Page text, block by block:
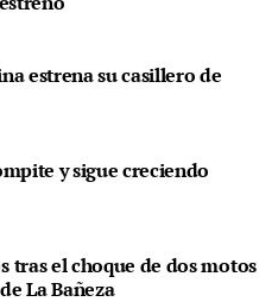
estrena su casillero de
y sigue creciendo
tras el choque de dos motos
La Bañeza